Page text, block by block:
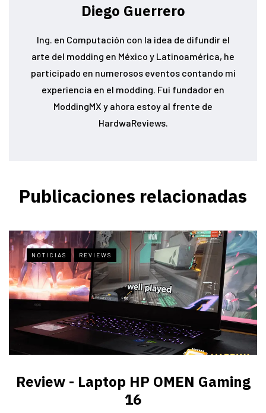
Diego Guerrero
Ing. en Computación con la idea de difundir el
arte del modding en México y Latinoamérica, he
participado en numerosos eventos contando mi
experiencia en el modding. Fui fundador en
ModdingMX y ahora estoy al frente de
HardwaReviews.
Publicaciones relacionadas
NOTICIAS REVIEWS
Review - Laptop HP OMEN Gaming
16